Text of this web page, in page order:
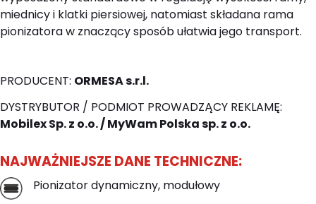
miednicy i klatki piersiowej, natomiast składana rama
pionizatora w znaczący sposób ułatwia jego transport.
PRODUCENT: ORMESA s.r.l.
DYSTRYBUTOR / PODMIOT PROWADZĄCY REKLAMĘ:
Mobilex Sp. z o.o. /MyWam Polska sp. z o.o.
NAJWAŻNIEJSZE DANE TECHNICZNE:
Pionizator dynamiczny, modułowy